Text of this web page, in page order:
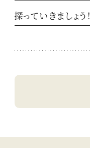
探っていきましょう！